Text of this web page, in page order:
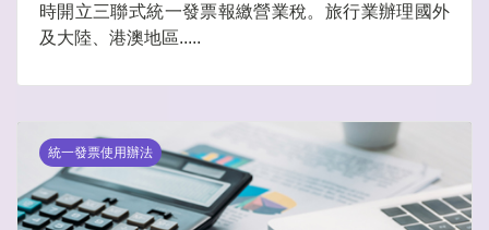
時開立三聯式統一發票報繳營業稅。旅行業辦理國外
及大陸、港澳地區.....
統一發票使用辦法